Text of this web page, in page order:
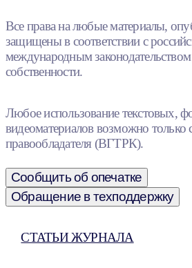
Все права на любые материалы,
защищены в соответствии с
международным
собственности.
Любое использование текстовых,
видеоматериалов возможно только
правообладателя (ВГТРК).
Сообщить об опечатке
Обращение в техподдержку
СТАТЬИ ЖУРНАЛА